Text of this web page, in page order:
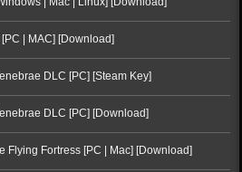
| MAC] [Download]
DLC [PC] [Steam Key]
DLC [PC] [Download]
Flying Fortress [PC | Mac] [Download]